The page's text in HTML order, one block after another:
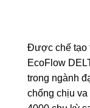
Được chế tạo
EcoFlow
trong ngành
chống chịu